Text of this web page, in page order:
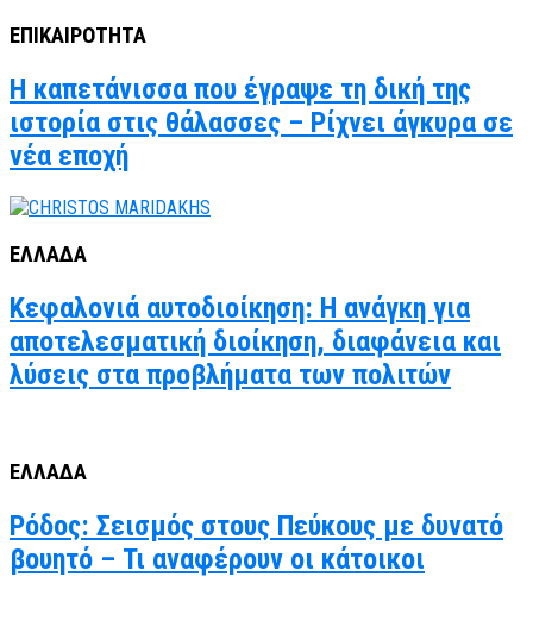
ΕΠΙΚΑΙΡΟΤΗΤΑ
Η καπετάνισσα που έγραψε τη δική της
ιστορία στις θάλασσες – Ρίχνει άγκυρα σε
νέα εποχή
ΕΛΛΑΔΑ
Κεφαλονιά αυτοδιοίκηση: Η ανάγκη για
αποτελεσματική διοίκηση, διαφάνεια και
λύσεις στα προβλήματα των πολιτών
ΕΛΛΑΔΑ
Ρόδος: Σεισμός στους Πεύκους με δυνατό
βουητό – Τι αναφέρουν οι κάτοικοι